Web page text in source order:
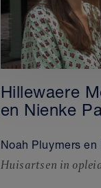
Hillewaere
en Nienke
Noah Pluymers
Huisartsen in